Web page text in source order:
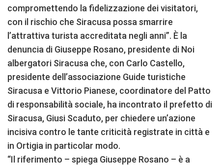
compromettendo la fidelizzazione dei visitatori,
con il rischio che Siracusa possa smarrire
l’attrattiva turista accreditata negli anni”. È la
denuncia di Giuseppe Rosano, presidente di Noi
albergatori Siracusa che, con Carlo Castello,
presidente dell’associazione Guide turistiche
Siracusa e Vittorio Pianese, coordinatore del Patto
di responsabilità sociale, ha incontrato il prefetto di
Siracusa, Giusi Scaduto, per chiedere un’azione
incisiva contro le tante criticità registrate in città e
in Ortigia in particolar modo.
“Il riferimento – spiega Giuseppe Rosano – è a